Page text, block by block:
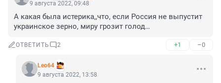
9 августа 2022, 09:48
А какая была истерика,,что, если Россия не выпустит
украинское зерно, миру грозит голод…
ОТВЕТИТЬ 2 +1 –0
Leo64
9 августа 2022, 13:58